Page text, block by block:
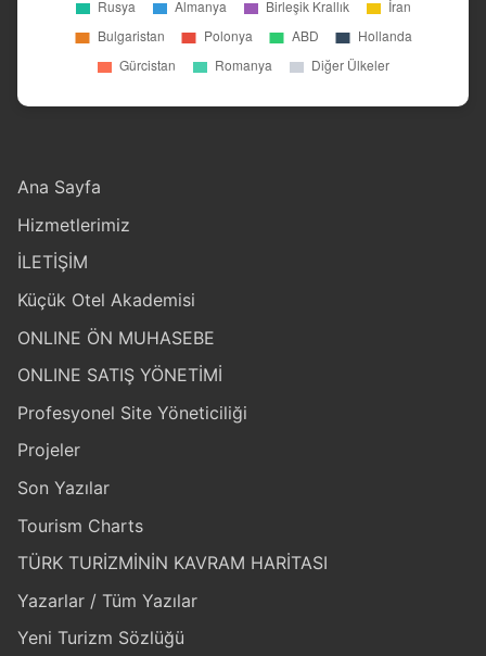
Ana Sayfa
Hizmetlerimiz
İLETİŞİM
Küçük Otel Akademisi
ONLINE ÖN MUHASEBE
ONLINE SATIŞ YÖNETİMİ
Profesyonel Site Yöneticiliği
Projeler
Son Yazılar
Tourism Charts
TÜRK TURİZMİNİN KAVRAM HARİTASI
Yazarlar / Tüm Yazılar
Yeni Turizm Sözlüğü